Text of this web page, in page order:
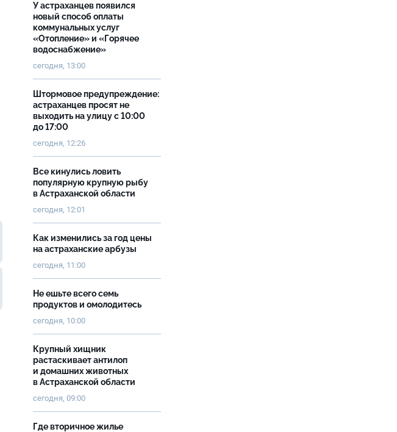
У астраханцев появился
новый способ оплаты
коммунальных услуг
«Отопление» и «Горячее
водоснабжение»
сегодня, 13:00
Штормовое предупреждение:
астраханцев просят не
выходить на улицу с 10:00
до 17:00
сегодня, 12:26
Все кинулись ловить
популярную крупную рыбу
в Астраханской области
сегодня, 12:01
Как изменились за год цены
на астраханские арбузы
сегодня, 11:00
Не ешьте всего семь
продуктов и омолодитесь
сегодня, 10:00
Крупный хищник
растаскивает антилоп
и домашних животных
в Астраханской области
сегодня, 09:00
Где вторичное жилье